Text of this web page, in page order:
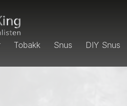
Tobakk Snus DIY Snus